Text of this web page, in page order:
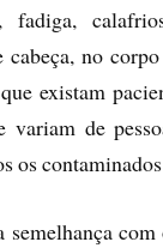
fadiga,
cabeça, no
existam
variam de
os
semelhança